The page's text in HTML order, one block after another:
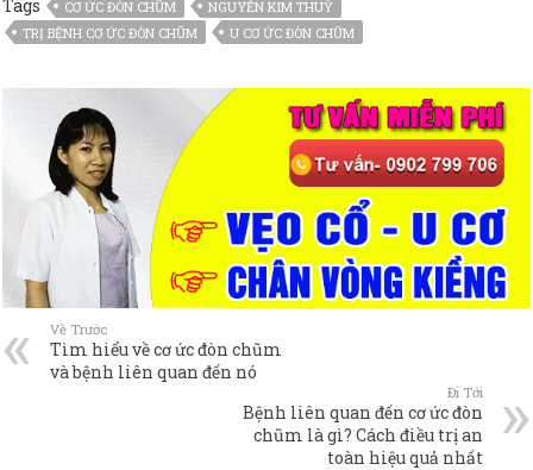
Tags CƠ ỨC ĐÒN CHŨM
NGUYỄN KIM THUỲ
TRỊ BỆNH CƠ ỨC ĐÒN CHŨM
U CƠ ỨC ĐÒN CHŨM
Về Trước
Tìm hiểu về cơ ức đòn chũm
và bệnh liên quan đến nó
Đi Tới
Bệnh liên quan đến cơ ức đòn
chũm là gì? Cách điều trị an
toàn hiệu quả nhất